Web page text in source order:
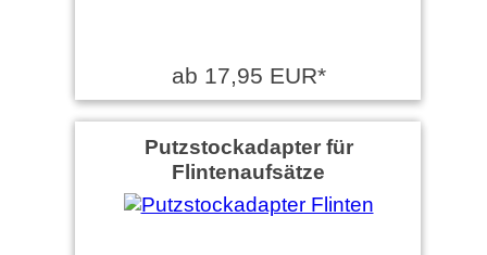
ab 17,95 EUR*
Putzstockadapter für
Flintenaufsätze